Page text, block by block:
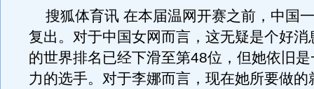
搜狐体育讯 在本届温网开赛之前，中国
复出。对于中国女网而言，这无疑是个好消
的世界排名已经下滑至第48位，但她依旧
力的选手。对于李娜而言，现在她所要做的